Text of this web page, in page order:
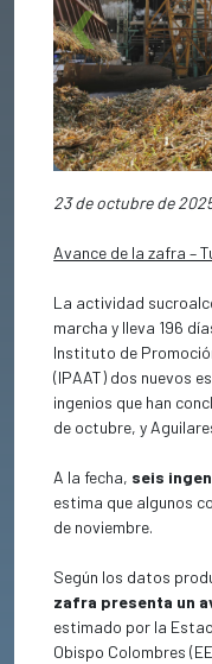
Previous
23 de octubre de
Avance de la zafra –
La actividad
marcha y lleva 196
Instituto de
(IPAAT) dos nuevos
ingenios que han
de octubre, y
A la fecha, seis
estima que algunos
de noviembre.
Según los datos
zafra presenta un
estimado por la
Obispo Colombres